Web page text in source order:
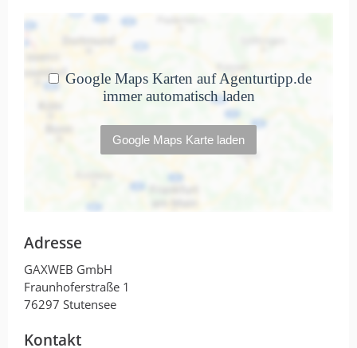
Adresse
GAXWEB GmbH
Fraunhoferstraße 1
76297 Stutensee
Kontakt